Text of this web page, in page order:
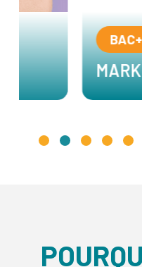
BAC+2
MARKETING